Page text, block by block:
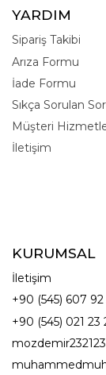
YARDIM
Sipariş Takibi
Arıza Formu
İade Formu
Sıkça Sorulan
Müşteri
İletişim
KURUMSAL
İletişim
+90 (545) 607 92
+90 (545) 021 23